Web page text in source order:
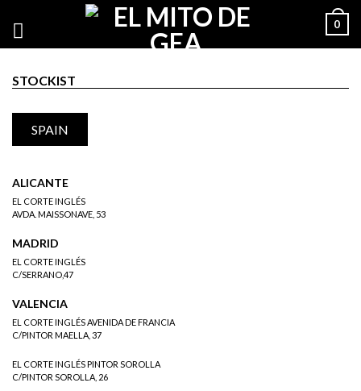
0
STOCKIST
SPAIN
ALICANTE
EL CORTE INGLÉS
AVDA. MAISSONAVE, 53
MADRID
EL CORTE INGLÉS
C/SERRANO,47
VALENCIA
EL CORTE INGLÉS AVENIDA DE FRANCIA
C/PINTOR MAELLA, 37
EL CORTE INGLÉS PINTOR SOROLLA
C/PINTOR SOROLLA, 26